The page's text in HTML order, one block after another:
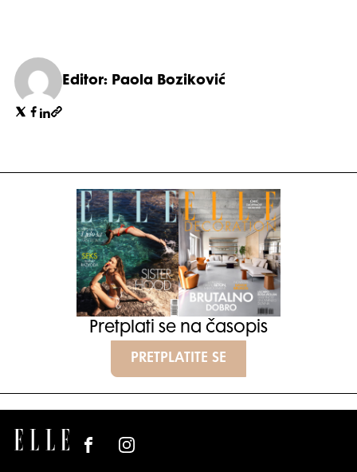
Editor: Paola Boziković
Pretplati se na časopis
PRETPLATITE SE